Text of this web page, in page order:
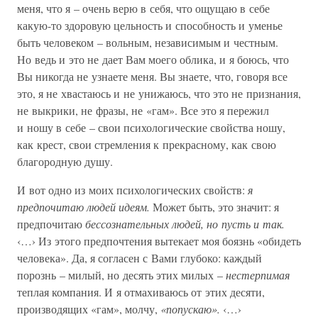
меня, что я – очень верю в себя, что ощущаю в себе
какую-то здоровую цельность и способность и уменье
быть человеком – вольным, независимым и честным.
Но ведь и это не дает Вам моего облика, и я боюсь, что
Вы никогда не узнаете меня. Вы знаете, что, говоря все
это, я не хвастаюсь и не унижаюсь, что это не признания,
не выкрики, не фразы, не «гам». Все это я пережил
и ношу в себе – свои психологические свойства ношу,
как крест, свои стремления к прекрасному, как свою
благородную душу.
И вот одно из моих психологических свойств: я
предпочитаю людей идеям. Может быть, это значит: я
предпочитаюбессознательных людей, но пусть и так.
‹…› Из этого предпочтения вытекает моя боязнь «обидеть
человека». Да, я согласен с Вами глубоко: каждый
порознь – милый, но десять этих милых –нестерпимая
теплая компания. И я отмахиваюсь от этих десяти,
производящих «гам», молчу, «попускаю». ‹…›